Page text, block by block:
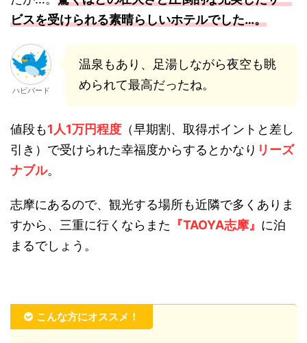
ビスを受けられる素晴らしいホテルでした…。
ハピバード
温泉もあり、足湯しながら夜空も眺
められて最高だったね。
値段も1人1万円程度 （早期割、取得ポイントと差し
引き）で受けられた幸福度からするとかなり リーズ
ナブル。
志摩にあるので、観光する場所も近隣で多くありま
すから、三重に行くならまた 『TAOYA志摩』 に泊
まるでしょう。
こんな方にオススメ！